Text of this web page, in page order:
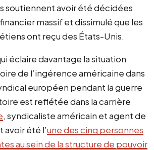
soutiennent avoir été décidées
massif et dissimulé que les
ont reçu des États-Unis.
éclaire davantage la situation
de l’ingérence américaine dans
européen pendant la guerre
est reflétée dans la carrière
, syndicaliste américain et agent de
avoir été l’une des cinq personnes
au sein de la structure de pouvoir